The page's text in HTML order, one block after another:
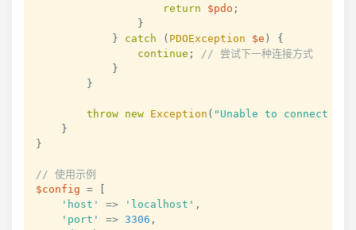
return
$pdo ;
}
}
catch ( PDOException $e )
{
continue ;
// 尝试下一种连接方式
}
}
throw new Exception ( "Unable to connect to
}
}
// 使用示例
$config =
'host'
=> 'localhost' ,
'port'
=> 3306 ,